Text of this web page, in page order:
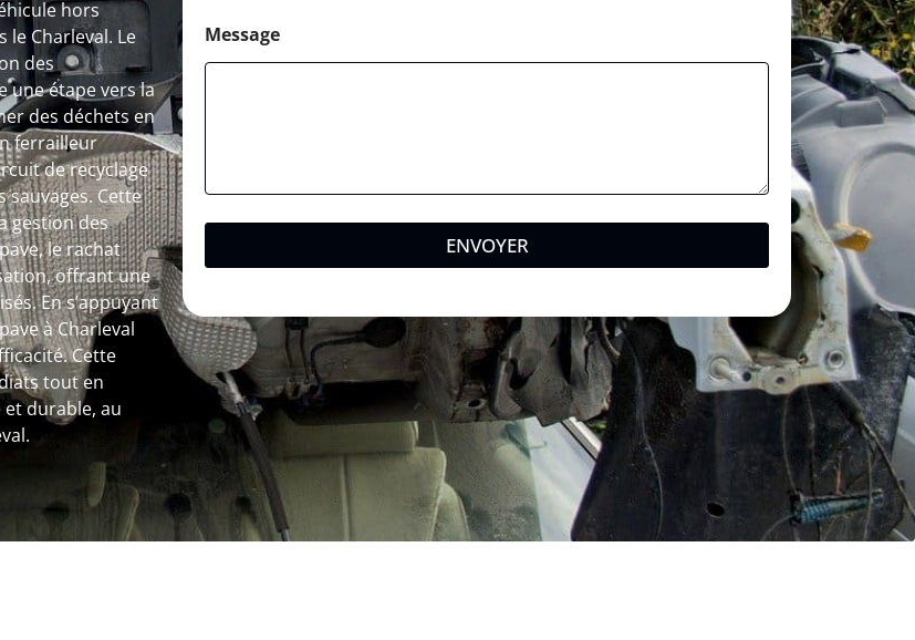
hors
le Charleval. Le
des
une étape vers la
des déchets en
ferrailleur
de recyclage
sauvages. Cette
gestion des
le rachat
offrant une
En s’appuyant
à Charleval
Cette
tout en
durable, au
Message
ENVOYER